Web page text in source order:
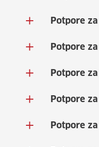
Potpore
Potpore
Potpore
Potpore
Potpore